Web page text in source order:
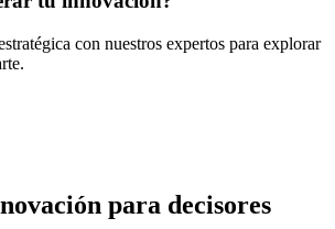
con nuestros expertos para explorar
para decisores